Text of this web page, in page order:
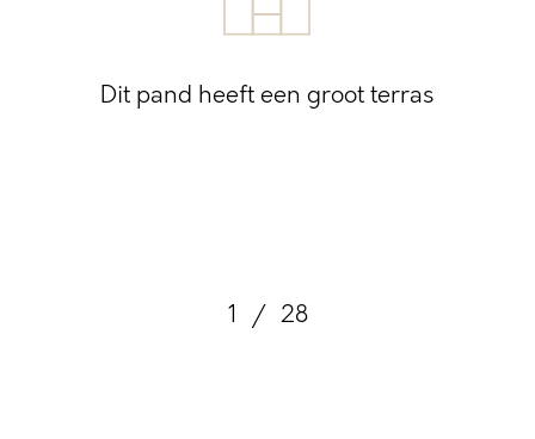
Dit pand heeft een groot terras
1 / 28